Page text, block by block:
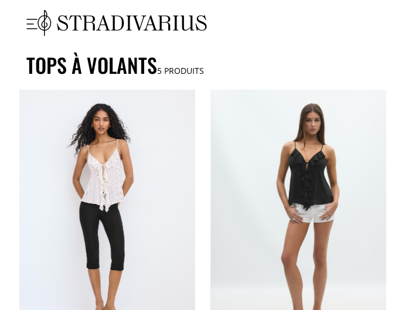
TOPS À VOLANTS5 PRODUITS